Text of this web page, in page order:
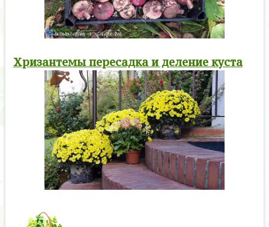
Хризантемы пересадка и деление куста